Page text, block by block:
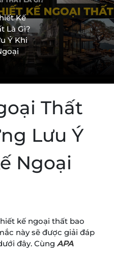
Kế
Là Gì?
Ý Khi
Thất
Lưu Ý
Ngoại
kế ngoại thất bao
này sẽ được giải đáp
đây. Cùng APA